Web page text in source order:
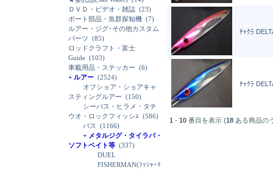
ＤＶＤ・ビデオ・雑誌 (23)
ボート部品・魚群探知機 (7)
ルアー・ジグ･その他カスタム
パーツ (85)
ロッドクラフト・富士
Guide (103)
車載用品・ステッカー (6)
+ ルアー (2524)
オフショア・ショアキャ
スティングルアー (150)
シーバス・ヒラメ・タチ
ウオ・ロックフィッシｭ (586)
バス
(1166)
+ メタルジグ・タイラバ・
ソフトベイト等 (337)
DUEL
FISHERMAN(ﾌｯｼｬｰﾏ
ﾁｬｸﾗ
ﾁｬｸﾗ
1 - 10 番目を表示 (18 ある商品の